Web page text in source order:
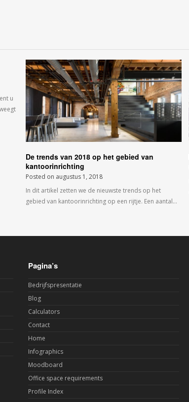
u
De trends van 2018 op het gebied van
kantoorinrichting
Posted on augustus 1, 2018
In dit artikel zetten we de nieuwste trends op het
gebied van kantoorinrichting op een rijtje. Een aantal…
Pagina’s
Bedrijfspresentatie
Blog
Calculators
Contact
Home
Infographics
Moodboard
Office space requirements
Profile Index